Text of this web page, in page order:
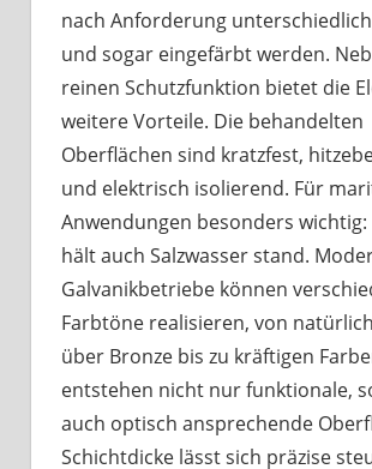
nach Anforderung
und sogar eingefärbt werden.
reinen Schutzfunktion bietet die
weitere Vorteile. Die behandelten
Oberflächen sind kratzfest,
und elektrisch isolierend. Für
Anwendungen besonders wichtig:
hält auch Salzwasser stand.
Galvanikbetriebe können
Farbtöne realisieren, von
über Bronze bis zu kräftigen
entstehen nicht nur funktionale,
auch optisch ansprechende
Schichtdicke lässt sich präzise